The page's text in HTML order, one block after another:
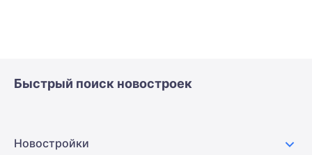
Быстрый поиск новостроек
Новостройки